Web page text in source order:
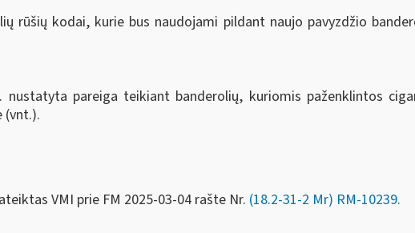
rūšių kodai, kurie bus naudojami pildant naujo pavyzdžio
pareiga teikiant banderolių, kuriomis paženklintos
(vnt.).
VMI prie FM 2025-03-04 rašte Nr. (18.2-31-2 Mr) RM-10239.